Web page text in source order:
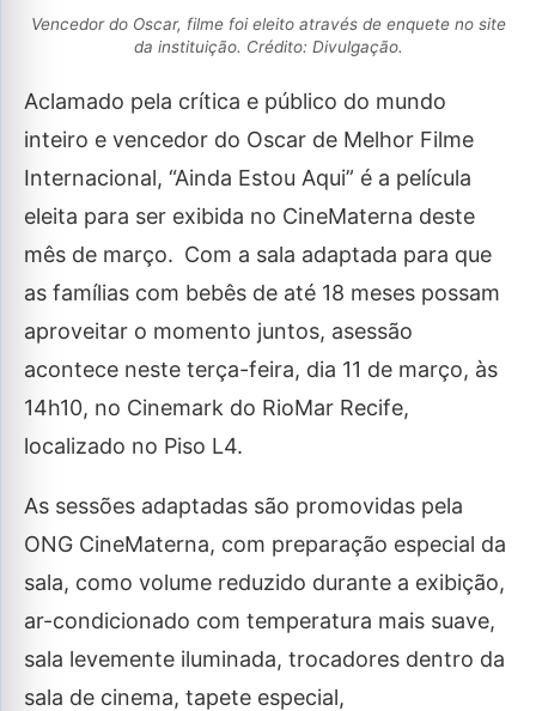
Vencedor do Oscar, filme foi eleito através de enquete no site
da instituição. Crédito: Divulgação.
Aclamado pela crítica e público do mundo
inteiro e vencedor do Oscar de Melhor Filme
Internacional, “Ainda Estou Aqui” é a película
eleita para ser exibida no CineMaterna deste
mês de março. Com a sala adaptada para que
as famílias com bebês de até 18 meses possam
aproveitar o momento juntos, asessão
acontece neste terça-feira, dia 11 de março, às
14h10, no Cinemark do RioMar Recife,
localizado no Piso L4.
As sessões adaptadas são promovidas pela
ONG CineMaterna, com preparação especial da
sala, como volume reduzido durante a exibição,
ar-condicionado com temperatura mais suave,
sala levemente iluminada, trocadores dentro da
sala de cinema, tapete especial,